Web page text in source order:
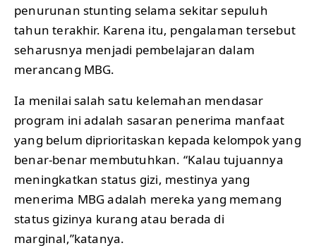
penurunan stunting selama sekitar sepuluh
tahun terakhir. Karena itu, pengalaman tersebut
seharusnya menjadi pembelajaran dalam
merancang MBG.
Ia menilai salah satu kelemahan mendasar
program ini adalah sasaran penerima manfaat
yang belum diprioritaskan kepada kelompok yang
benar-benar membutuhkan. “Kalau tujuannya
meningkatkan status gizi, mestinya yang
menerima MBG adalah mereka yang memang
status gizinya kurang atau berada di
marginal,”katanya.